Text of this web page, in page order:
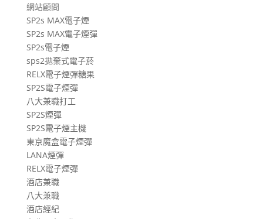
網站顧問
SP2s MAX電子煙
SP2s MAX電子煙彈
SP2s電子煙
sps2拋棄式電子菸
RELX電子煙彈糖果
SP2S電子煙彈
八大兼職打工
SP2S煙彈
SP2S電子煙主機
東京魔盒電子煙彈
LANA煙彈
RELX電子煙彈
酒店兼職
八大兼職
酒店經紀